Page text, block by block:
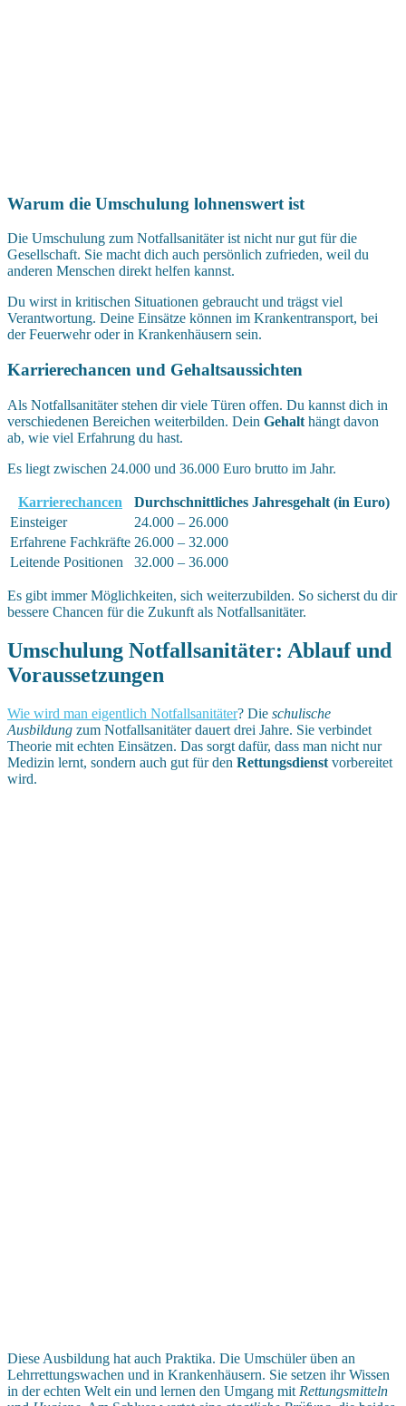
Warum die Umschulung lohnenswert ist
Die Umschulung zum Notfallsanitäter ist nicht nur gut für die
Gesellschaft. Sie macht dich auch persönlich zufrieden, weil du
anderen Menschen direkt helfen kannst.
Du wirst in kritischen Situationen gebraucht und trägst viel
Verantwortung. Deine Einsätze können im Krankentransport, bei
der Feuerwehr oder in Krankenhäusern sein.
Karrierechancen und Gehaltsaussichten
Als Notfallsanitäter stehen dir viele Türen offen. Du kannst dich in
verschiedenen Bereichen weiterbilden. Dein Gehalt hängt davon
ab, wie viel Erfahrung du hast.
Es liegt zwischen 24.000 und 36.000 Euro brutto im Jahr.
Karrierechancen
Durchschnittliches Jahresgehalt (in Euro)
Einsteiger
24.000 – 26.000
Erfahrene Fachkräfte 26.000 – 32.000
Leitende Positionen
32.000 – 36.000
Es gibt immer Möglichkeiten, sich weiterzubilden. So sicherst du dir
bessere Chancen für die Zukunft als Notfallsanitäter.
Umschulung Notfallsanitäter: Ablauf und
Voraussetzungen
Wie wird man eigentlich Notfallsanitäter? Die schulische
Ausbildung zum Notfallsanitäter dauert drei Jahre. Sie verbindet
Theorie mit echten Einsätzen. Das sorgt dafür, dass man nicht nur
Medizin lernt, sondern auch gut für den Rettungsdienst vorbereitet
wird.
Diese Ausbildung hat auch Praktika. Die Umschüler üben an
Lehrrettungswachen und in Krankenhäusern. Sie setzen ihr Wissen
in der echten Welt ein und lernen den Umgang mit Rettungsmitteln